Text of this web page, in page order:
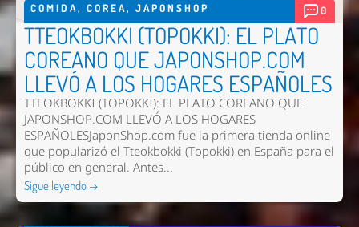
COMIDA, COREA, JAPONSHOP 0
TTEOKBOKKI (TOPOKKI): EL PLATO
COREANO QUE JAPONSHOP.COM
LLEVÓ A LOS HOGARES ESPAÑOLES
TTEOKBOKKI (TOPOKKI): EL PLATO COREANO QUE
JAPONSHOP.COM LLEVÓ A LOS HOGARES
ESPAÑOLESJaponShop.com fue la primera tienda online
que popularizó el Tteokbokki (Topokki) en España para el
público en general. Antes...
Sigue leyendo →